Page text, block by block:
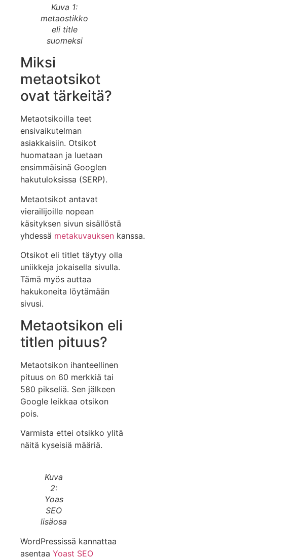
Kuva 1:
metaostikko
eli title
suomeksi
Miksi
metaotsikot
ovat tärkeitä?
Metaotsikoilla teet
ensivaikutelman
asiakkaisiin. Otsikot
huomataan ja luetaan
ensimmäisinä Googlen
hakutuloksissa (SERP).
Metaotsikot antavat
vierailijoille nopean
käsityksen sivun sisällöstä
yhdessä metakuvauksen kanssa.
Otsikot eli titlet täytyy olla
uniikkeja jokaisella sivulla.
Tämä myös auttaa
hakukoneita löytämään
sivusi.
Metaotsikon eli
titlen pituus?
Metaotsikon ihanteellinen
pituus on 60 merkkiä tai
580 pikseliä. Sen jälkeen
Google leikkaa otsikon
pois.
Varmista ettei otsikko ylitä
näitä kyseisiä määriä.
Kuva
2:
Yoas
SEO
lisäosa
WordPressissä kannattaa
asentaa Yoast SEO